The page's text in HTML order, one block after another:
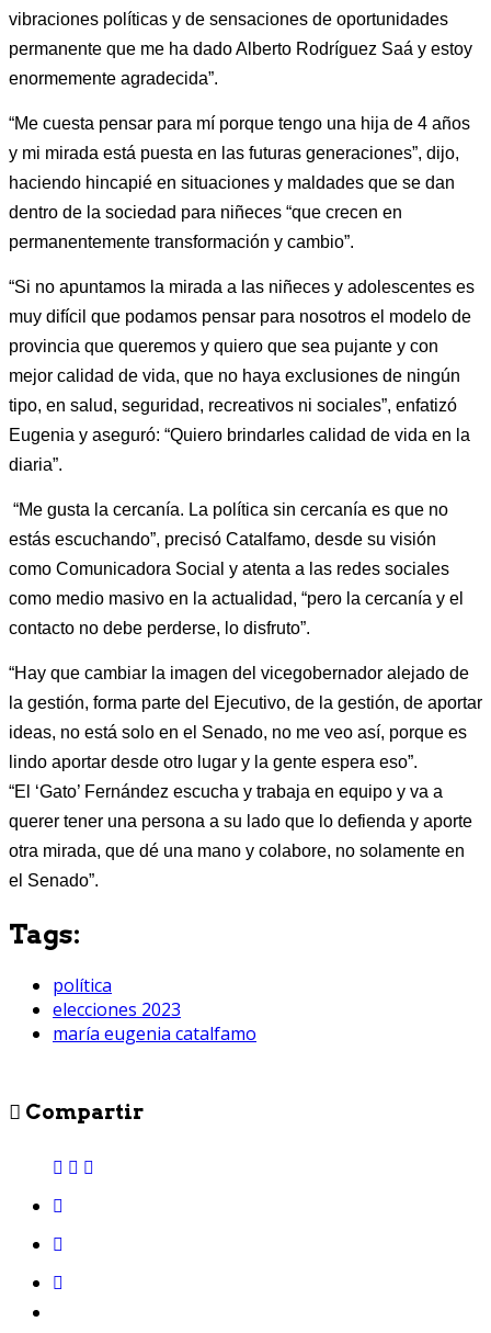
vibraciones políticas y de sensaciones de oportunidades
permanente que me ha dado Alberto Rodríguez Saá y estoy
enormemente agradecida”.
“Me cuesta pensar para mí porque tengo una hija de 4 años
y mi mirada está puesta en las futuras generaciones”, dijo,
haciendo hincapié en situaciones y maldades que se dan
dentro de la sociedad para niñeces “que crecen en
permanentemente transformación y cambio”.
“Si no apuntamos la mirada a las niñeces y adolescentes es
muy difícil que podamos pensar para nosotros el modelo de
provincia que queremos y quiero que sea pujante y con
mejor calidad de vida, que no haya exclusiones de ningún
tipo, en salud, seguridad, recreativos ni sociales”, enfatizó
Eugenia y aseguró: “Quiero brindarles calidad de vida en la
diaria”.
“Me gusta la cercanía. La política sin cercanía es que no
estás escuchando”, precisó Catalfamo, desde su visión
como Comunicadora Social y atenta a las redes sociales
como medio masivo en la actualidad, “pero la cercanía y el
contacto no debe perderse, lo disfruto”.
“Hay que cambiar la imagen del vicegobernador alejado de
la gestión, forma parte del Ejecutivo, de la gestión, de aportar
ideas, no está solo en el Senado, no me veo así, porque es
lindo aportar desde otro lugar y la gente espera eso”.
“El ‘Gato’ Fernández escucha y trabaja en equipo y va a
querer tener una persona a su lado que lo defienda y aporte
otra mirada, que dé una mano y colabore, no solamente en
el Senado”.
Tags:
política
elecciones 2023
maría eugenia catalfamo
Compartir